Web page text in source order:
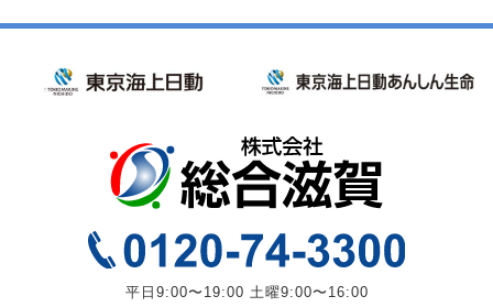
平日9:00〜19:00 土曜9:00〜16:00